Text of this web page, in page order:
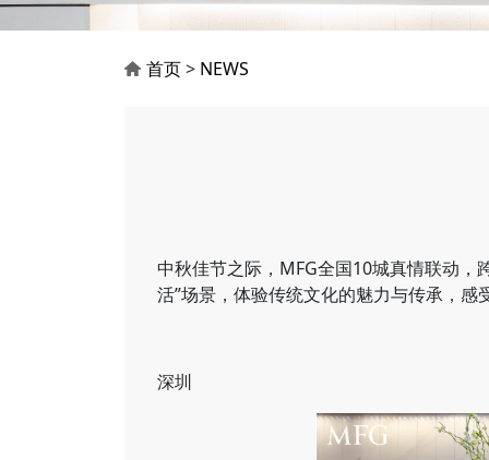
首页> NEWS
中秋佳节之际，MFG全国10城真情联动，
活”场景，体验传统文化的魅力与传承，感
深圳